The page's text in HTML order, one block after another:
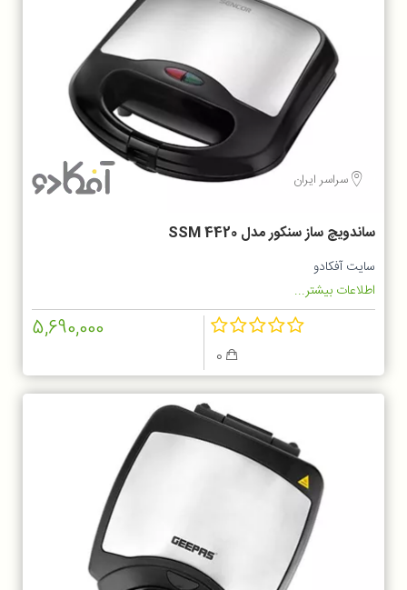
سراسر ایران
ساندویچ ساز سنکور مدل SSM 4420
سایت آفکادو
اطلاعات بیشتر...
0
5,690,000